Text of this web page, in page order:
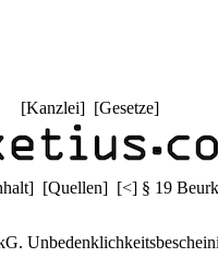
[Kanzlei] [Gesetze]
] [Quellen] [<] § 19